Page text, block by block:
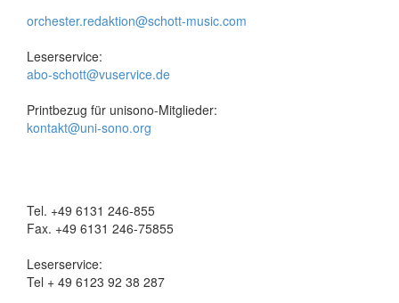
orchester.redaktion@schott-music.com
Leserservice:
abo-schott@vuservice.de
Printbezug für unisono-Mitglieder:
kontakt@uni-sono.org
Tel. +49 6131 246-855
Fax. +49 6131 246-75855
Leserservice:
Tel + 49 6123 92 38 287